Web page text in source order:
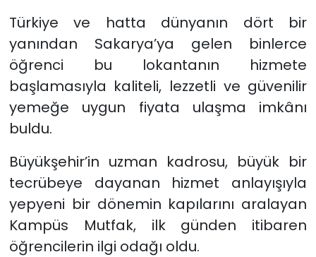
Türkiye ve hatta dünyanın dört bir
yanından Sakarya’ya gelen binlerce
öğrenci bu lokantanın hizmete
başlamasıyla kaliteli, lezzetli ve güvenilir
yemeğe uygun fiyata ulaşma imkânı
buldu.
Büyükşehir’in uzman kadrosu, büyük bir
tecrübeye dayanan hizmet anlayışıyla
yepyeni bir dönemin kapılarını aralayan
Kampüs Mutfak, ilk günden itibaren
öğrencilerin ilgi odağı oldu.